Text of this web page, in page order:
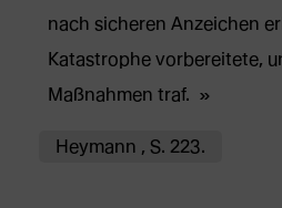
nach sicheren Anzeichen
Katastrophe vorbereitete,
Maßnahmen traf.
Heymann , S. 223.